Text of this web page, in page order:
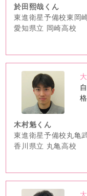
於田熙哉くん
東進衛星予備校東岡
愛知県立 岡崎高校
no
image
木村魁くん
東進衛星予備校丸亀
香川県立 丸亀高校